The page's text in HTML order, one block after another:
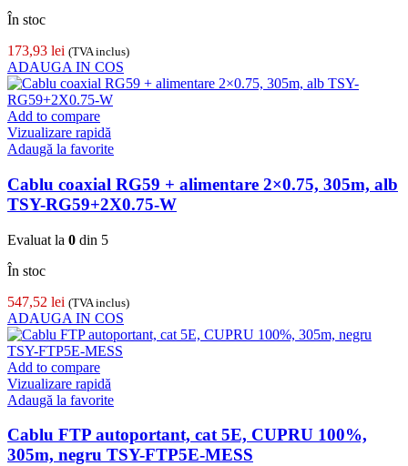
În stoc
173,93 lei (TVA inclus)
ADAUGA IN COS
Add to compare
Vizualizare rapidă
Adaugă la favorite
Cablu coaxial RG59 + alimentare 2×0.75, 305m, alb
TSY-RG59+2X0.75-W
Evaluat la 0 din 5
În stoc
547,52 lei (TVA inclus)
ADAUGA IN COS
Add to compare
Vizualizare rapidă
Adaugă la favorite
Cablu FTP autoportant, cat 5E, CUPRU 100%,
305m, negru TSY-FTP5E-MESS